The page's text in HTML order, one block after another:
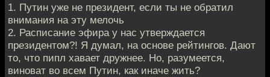
1. Путин уже не президент, если ты не обратил
внимания на эту мелочь
2. Расписание эфира у нас утверждается
президентом?! Я думал, на основе рейтингов. Дают
то, что пипл хавает дружнее. Но, разумеется,
виноват во всем Путин, как иначе жить?